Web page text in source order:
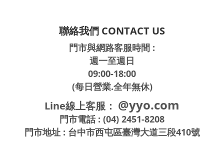
聯絡我們 CONTACT US
門市與網路客服時間 :
週一至週日
09:00-18:00
(每日營業.全年無休)
Line線上客服： @yyo.com
門市電話 : (04) 2451-8208
門市地址 : 台中市西屯區臺灣大道三段410號